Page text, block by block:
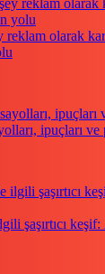
olarak
ipuçları ve
şaşırtıcı keşif: